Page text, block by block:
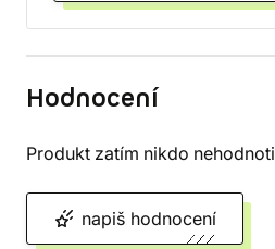
Hodnocení
Produkt zatím nikdo
napiš hodnocení